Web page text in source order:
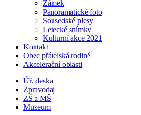
Zámek
Panoramatické foto
Sousedské plesy
Letecké snímky
Kulturní akce 2021
Kontakt
Obec přátelská rodině
Akcelerační oblasti
Úř. deska
Zpravodaj
ZŠ a MŠ
Muzeum